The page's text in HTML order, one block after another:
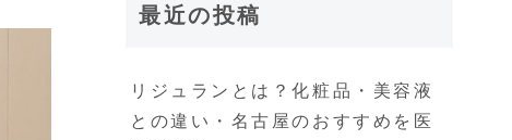
最近の投稿
リジュランとは？化粧品・美容液
との違い・名古屋のおすすめを医